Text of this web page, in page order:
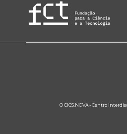
O CICS.NOVA - Centro